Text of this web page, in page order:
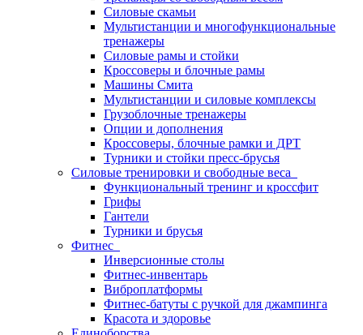
Силовые скамьи
Мультистанции и многофункциональные
тренажеры
Силовые рамы и стойки
Кроссоверы и блочные рамы
Машины Смита
Мультистанции и силовые комплексы
Грузоблочные тренажеры
Опции и дополнения
Кроссоверы, блочные рамки и ДРТ
Турники и стойки пресс-брусья
Силовые тренировки и свободные веса
Функциональный тренинг и кроссфит
Грифы
Гантели
Турники и брусья
Фитнес
Инверсионные столы
Фитнес-инвентарь
Виброплатформы
Фитнес-батуты с ручкой для джампинга
Красота и здоровье